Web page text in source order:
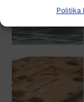
Politika